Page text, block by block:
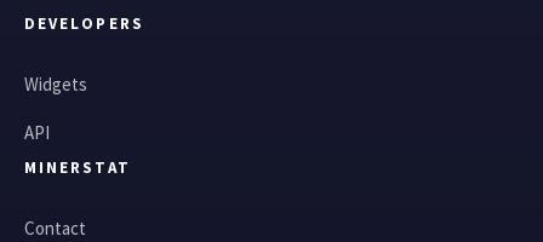
DEVELOPERS
Widgets
API
MINERSTAT
Contact